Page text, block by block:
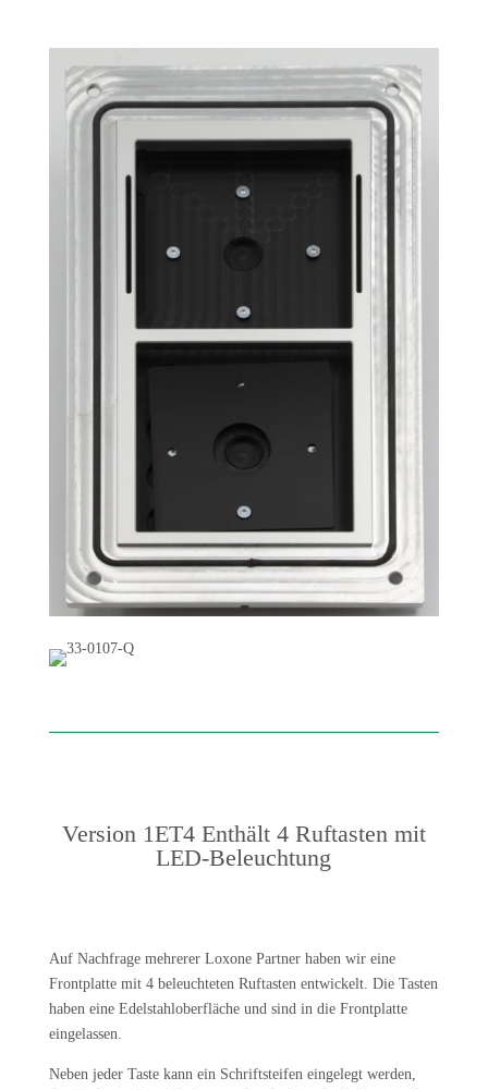
Version 1ET4 Enthält 4 Ruftasten mit
LED-Beleuchtung
Auf Nachfrage mehrerer Loxone Partner haben wir eine
Frontplatte mit 4 beleuchteten Ruftasten entwickelt. Die Tasten
haben eine Edelstahloberfläche und sind in die Frontplatte
eingelassen.
Neben jeder Taste kann ein Schriftsteifen eingelegt werden,